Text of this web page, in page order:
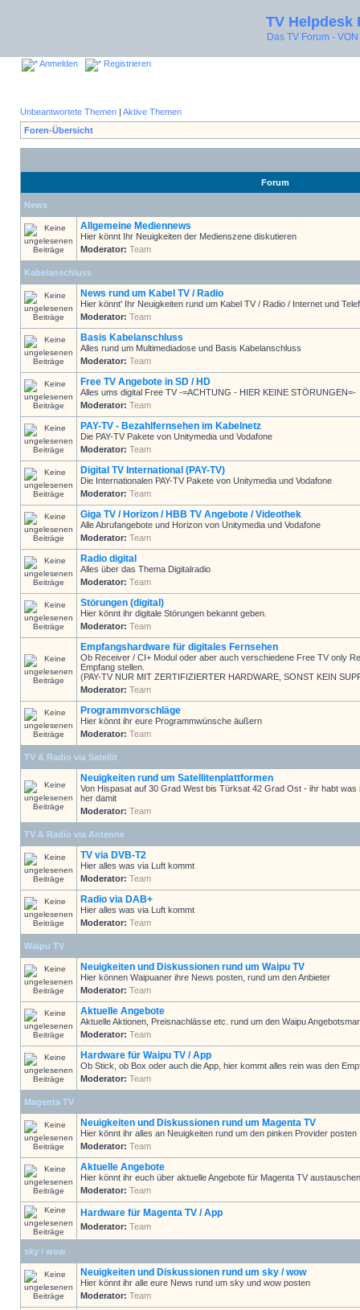
TV Helpdesk
Das TV Forum -
Anmelden Registrieren
Unbeantwortete Themen | Aktive Themen
Foren-Übersicht
Forum
News
Allgemeine Mediennews
Hier könnt Ihr Neuigkeiten der Medienszene diskutieren
Moderator: Team
Kabelanschluss
News rund um Kabel TV / Radio
Hier könnt' Ihr Neuigkeiten rund um Kabel TV / Radio / Internet und
Moderator: Team
Basis Kabelanschluss
Alles rund um Multimediadose und Basis Kabelanschluss
Moderator: Team
Free TV Angebote in SD / HD
Alles ums digital Free TV -=ACHTUNG - HIER KEINE STÖRUNGEN=-
Moderator: Team
PAY-TV - Bezahlfernsehen im Kabelnetz
Die PAY-TV Pakete von Unitymedia und Vodafone
Moderator: Team
Digital TV International (PAY-TV)
Die Internationalen PAY-TV Pakete von Unitymedia und Vodafone
Moderator: Team
Giga TV / Horizon / HBB TV Angebote / Videothek
Alle Abrufangebote und Horizon von Unitymedia und Vodafone
Moderator: Team
Radio digital
Alles über das Thema Digitalradio
Moderator: Team
Störungen (digital)
Hier könnt ihr digitale Störungen bekannt geben.
Moderator: Team
Empfangshardware für digitales Fernsehen
Ob Receiver / CI+ Modul oder aber auch verschiedene Free TV only
Empfang stellen.
(PAY-TV NUR MIT ZERTIFIZIERTER HARDWARE, SONST KEIN
Moderator: Team
Programmvorschläge
Hier könnt ihr eure Programmwünsche äußern
Moderator: Team
TV & Radio via Satellit
Neuigkeiten rund um Satellitenplattformen
Von Hispasat auf 30 Grad West bis Türksat 42 Grad Ost - ihr habt
her damit
Moderator: Team
TV & Radio via Antenne
TV via DVB-T2
Hier alles was via Luft kommt
Moderator: Team
Radio via DAB+
Hier alles was via Luft kommt
Moderator: Team
Waipu TV
Neuigkeiten und Diskussionen rund um Waipu TV
Hier können Waipuaner ihre News posten, rund um den Anbieter
Moderator: Team
Aktuelle Angebote
Aktuelle Aktionen, Preisnachlässe etc. rund um den Waipu
Moderator: Team
Hardware für Waipu TV / App
Ob Stick, ob Box oder auch die App, hier kommt alles rein was den
Moderator: Team
Magenta TV
Neuigkeiten und Diskussionen rund um Magenta TV
Hier könnt ihr alles an Neuigkeiten rund um den pinken Provider posten
Moderator: Team
Aktuelle Angebote
Hier könnt ihr euch über aktuelle Angebote für Magenta TV austauschen
Moderator: Team
Hardware für Magenta TV / App
Moderator: Team
sky / wow
Neuigkeiten und Diskussionen rund um sky / wow
Hier könnt ihr alle eure News rund um sky und wow posten
Moderator: Team